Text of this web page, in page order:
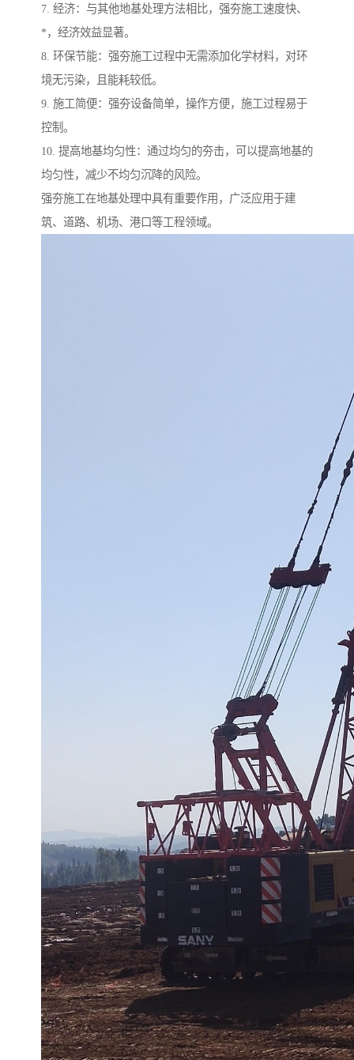
7. 经济：与其他地基处理方法相比，强夯施工速度快、
*，经济效益显著。
8. 环保节能：强夯施工过程中无需添加化学材料，对环
境无污染，且能耗较低。
9. 施工简便：强夯设备简单，操作方便，施工过程易于
控制。
10. 提高地基均匀性：通过均匀的夯击，可以提高地基的
均匀性，减少不均匀沉降的风险。
强夯施工在地基处理中具有重要作用，广泛应用于建
筑、道路、机场、港口等工程领域。